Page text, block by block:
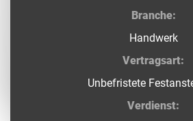
Branche:
Handwerk
Vertragsart:
Unbefristete
Verdienst: